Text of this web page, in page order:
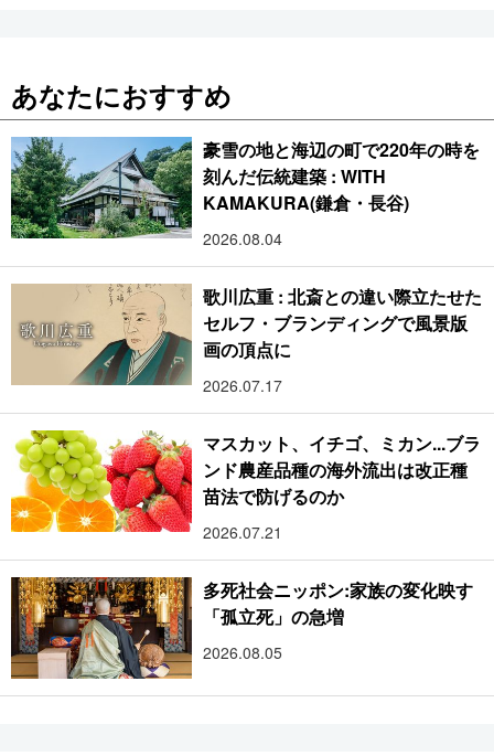
あなたにおすすめ
豪雪の地と海辺の町で220年の時を
刻んだ伝統建築 : WITH
KAMAKURA(鎌倉・長谷)
2026.08.04
歌川広重 : 北斎との違い際立たせた
セルフ・ブランディングで風景版
画の頂点に
2026.07.17
マスカット、イチゴ、ミカン...ブラ
ンド農産品種の海外流出は改正種
苗法で防げるのか
2026.07.21
多死社会ニッポン:家族の変化映す
「孤立死」の急増
2026.08.05